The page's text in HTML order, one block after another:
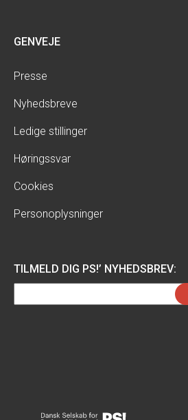
GENVEJE
Presse
Nyhedsbreve
Ledige stillinger
Høringssvar
Cookies
Personoplysninger
TILMELD DIG PS!’ NYHEDSBREV:
(Påkrævet)